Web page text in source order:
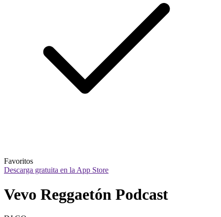
Favoritos
Descarga gratuita en la App Store
Vevo Reggaetón Podcast